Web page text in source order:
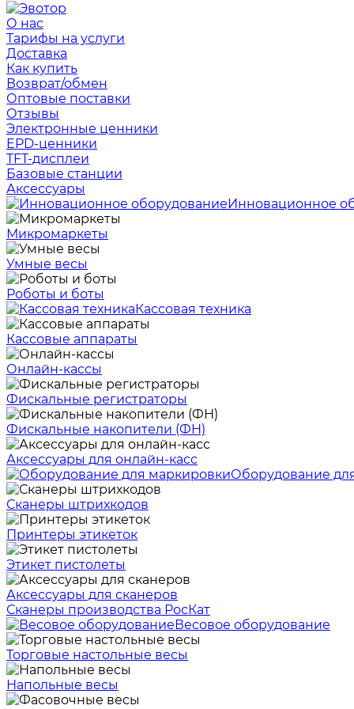
О нас
Тарифы на услуги
Доставка
Как купить
Возврат/обмен
Оптовые поставки
Отзывы
Электронные ценники
EPD-ценники
TFT-дисплеи
Базовые станции
Аксессуары
Инновационное
Микромаркеты
Умные весы
Роботы и боты
Кассовая техника
Кассовые аппараты
Онлайн-кассы
Фискальные регистраторы
Фискальные накопители (ФН)
Аксессуары для онлайн-касс
Оборудование
Сканеры штрихкодов
Принтеры этикеток
Этикет пистолеты
Аксессуары для сканеров
Сканеры производства РосКат
Весовое оборудование
Торговые настольные весы
Напольные весы